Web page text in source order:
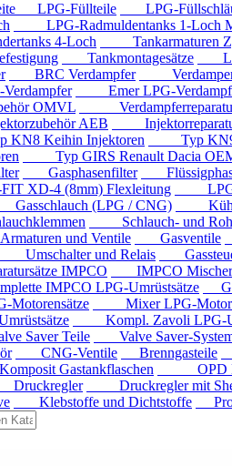
LPG-Füllteile LPG-
LPG-Radmuldentanks 1-Loch
4-Loch Tankarmaturen
Tankmontagesätze
BRC Verdampfer Verdamper-
Emer LPG-
OMVL
AEB
Keihin Injektoren Typ KN9
Typ GIRS Renault Dacia
Gasphasenfilter
XD-4 (8mm) Flexleitung LPG-
(LPG / CNG)
Schlauch- und
und Ventile Gasventile
Umschalter und Relais
IMPCO
IMPCO Mischer
IMPCO LPG-Umrüstsätze
Mixer LPG-
Kompl. Zavoli LPG-
Saver Teile Valve Saver-
CNG-Ventile Brenngasteile
Gastankflaschen OPD
Druckregler mit
Klebstoffe und Dichtstoffe